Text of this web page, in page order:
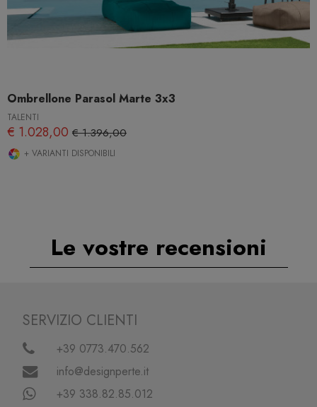
Ombrellone Parasol Marte 3x3
TALENTI
€ 1.028,00 € 1.396,00
+ VARIANTI DISPONIBILI
Le vostre recensioni
SERVIZIO CLIENTI
+39 0773.470.562
info@designperte.it
+39 338.82.85.012